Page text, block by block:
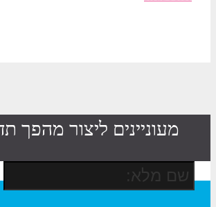
מעוניינים ליצור מהפך